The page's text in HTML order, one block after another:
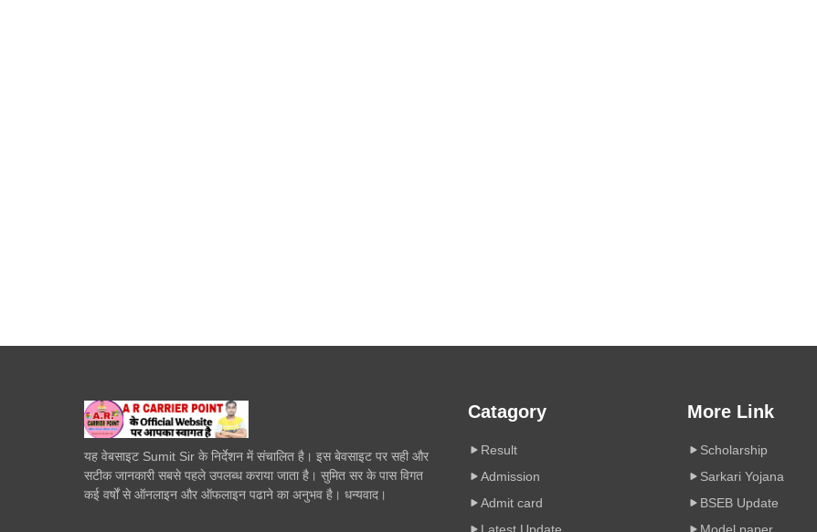
यह वेबसाइट Sumit Sir के निर्देशन में संचालित है। इस बेवसाइट पर सही और
सटीक जानकारी सबसे पहले उपलब्ध कराया जाता है। सुमित सर के पास विगत
कई वर्षों से ऑनलाइन और ऑफलाइन पढाने का अनुभव है। धन्यवाद।
Catagory
Result
Admission
Admit card
Latest Update
More Link
Scholarship
Sarkari Yojana
BSEB Update
Model paper